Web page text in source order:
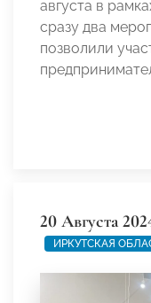
августа в
сразу два
позволили
20 Августа
ИРКУТСКАЯ